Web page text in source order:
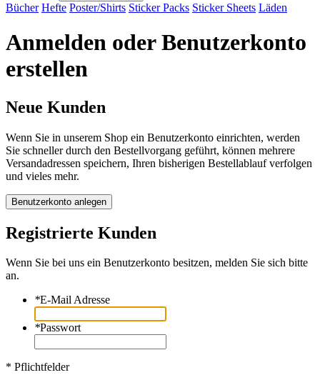
Bücher Hefte Poster/Shirts Sticker Packs Sticker Sheets Läden
Anmelden oder Benutzerkonto
erstellen
Neue Kunden
Wenn Sie in unserem Shop ein Benutzerkonto einrichten, werden
Sie schneller durch den Bestellvorgang geführt, können mehrere
Versandadressen speichern, Ihren bisherigen Bestellablauf verfolgen
und vieles mehr.
Benutzerkonto anlegen
Registrierte Kunden
Wenn Sie bei uns ein Benutzerkonto besitzen, melden Sie sich bitte
an.
*E-Mail Adresse
*Passwort
* Pflichtfelder